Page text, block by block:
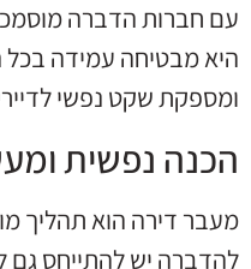
עם חברות הדברה
היא מבטיחה עמידה בכל
ומספקת שקט נפשי
הכנה נפשית
מעבר דירה הוא תהליך
להדברה יש להתייחס גם